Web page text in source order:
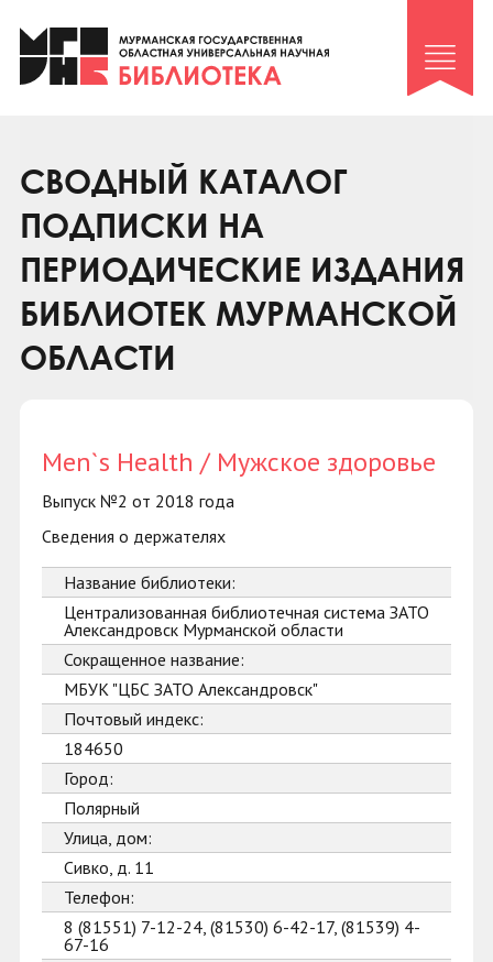
Клуб «Гиря и сельдерей»
Клуб «Семейный архив»
Коллегам
Контакты
СВОДНЫЙ КАТАЛОГ
ПОДПИСКИ НА
ПЕРИОДИЧЕСКИЕ ИЗДАНИЯ
БИБЛИОТЕК МУРМАНСКОЙ
ОБЛАСТИ
Men`s Health / Мужское здоровье
Выпуск №2 от 2018 года
Сведения о держателях
Название библиотеки:
Централизованная библиотечная система ЗАТО
Александровск Мурманской области
Сокращенное название:
МБУК "ЦБС ЗАТО Александровск"
Почтовый индекс:
184650
Город:
Полярный
Улица, дом:
Сивко, д. 11
Телефон:
8 (81551) 7-12-24, (81530) 6-42-17, (81539) 4-
67-16